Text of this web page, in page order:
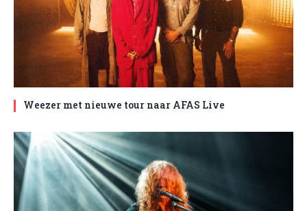
Weezer met nieuwe tour naar AFAS Live